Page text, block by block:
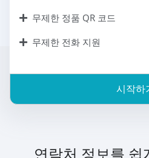
무제한 정품 QR 코드
무제한 전화 지원
시작하
연락처 정보를 쉽